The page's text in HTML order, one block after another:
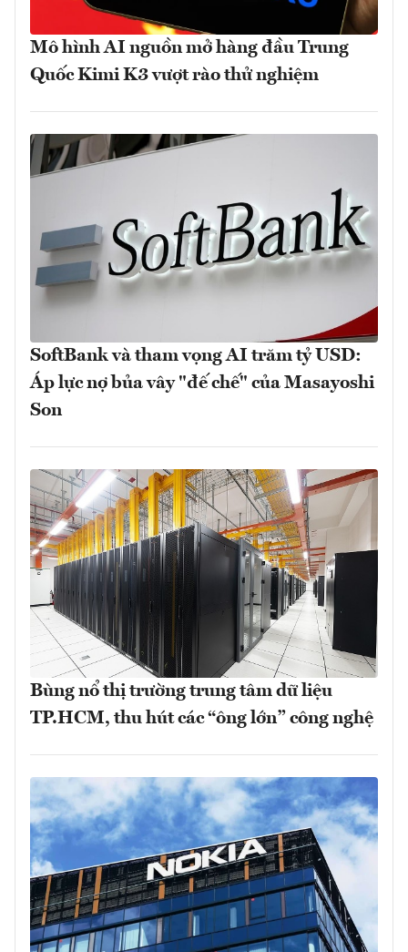
Mô hình AI nguồn mở hàng đầu Trung
Quốc Kimi K3 vượt rào thử nghiệm
SoftBank và tham vọng AI trăm tỷ USD:
Áp lực nợ bủa vây "đế chế" của Masayoshi
Son
Bùng nổ thị trường trung tâm dữ liệu
TP.HCM, thu hút các “ông lớn” công nghệ